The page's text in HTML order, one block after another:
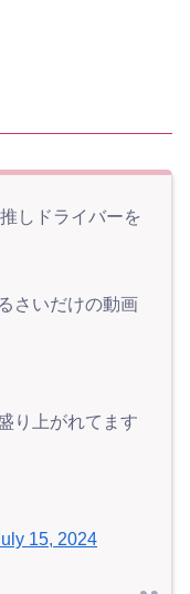
しドライバーを
さいだけの動画
り上がれてます
15, 2024